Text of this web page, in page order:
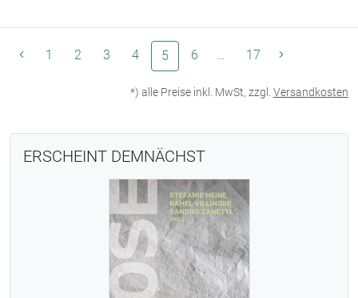
1 2 3 4 5 (aktuelle Seite)
6 … 17
*) alle Preise inkl. MwSt, zzgl. Versandkosten
ERSCHEINT DEMNÄCHST